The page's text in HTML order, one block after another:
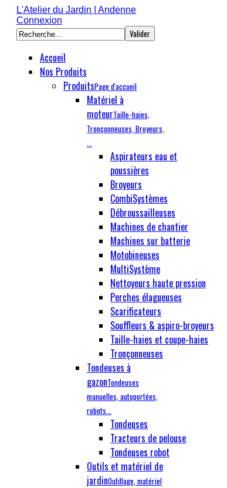
L'Atelier du Jardin | Andenne
Connexion
Accueil
Nos Produits
ProduitsPage d'accueil
Matériel à
moteurTaille-haies,
Tronçonneuses, Broyeurs,
...
Aspirateurs eau et
poussières
Broyeurs
CombiSystèmes
Débroussailleuses
Machines de chantier
Machines sur batterie
Motobineuses
MultiSystème
Nettoyeurs haute pression
Perches élagueuses
Scarificateurs
Souffleurs & aspiro-broyeurs
Taille-haies et coupe-haies
Tronçonneuses
Tondeuses à
gazonTondeuses
manuelles, autoportées,
robots...
Tondeuses
Tracteurs de pelouse
Tondeuses robot
Outils et matériel de
jardinOutillage, matériel